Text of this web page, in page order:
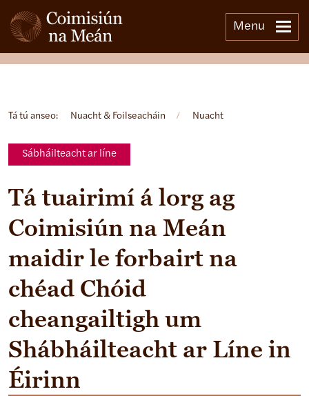
Menu
Tá tú anseo: Nuacht & Foilseacháin / Nuacht
Sábháilteacht ar líne
Tá tuairimí á lorg ag
Coimisiún na Meán
maidir le forbairt na
chéad Chóid
cheangailtigh um
Shábháilteacht ar Líne in
Éirinn
Open side menu